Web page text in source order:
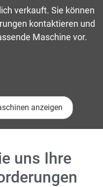
verkauft. Sie können
kontaktieren und
Maschine vor.
anzeigen
uns Ihre